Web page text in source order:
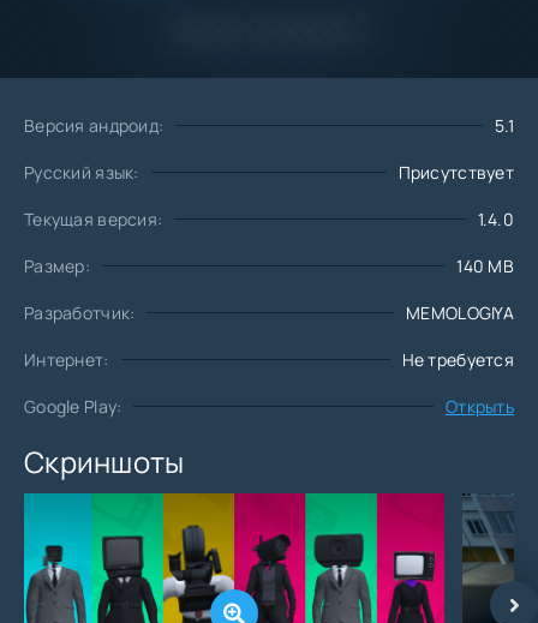
Версия андроид: 5.1
Русский язык: Присутствует
Текущая версия: 1.4.0
Размер: 140 MB
Разработчик: MEMOLOGIYA
Интернет: Не требуется
Google Play: Открыть
Скриншоты